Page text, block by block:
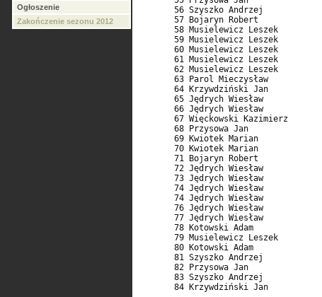
Ogłoszenie
Zakończenie sezonu 2012